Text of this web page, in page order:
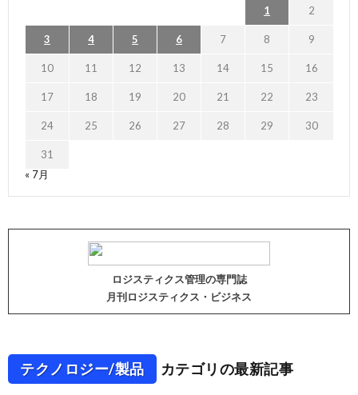
1 2
3 4 5 6 7 8 9
10 11 12 13 14 15 16
17 18 19 20 21 22 23
24 25 26 27 28 29 30
31
« 7月
ロジスティクス管理の専門誌
月刊ロジスティクス・ビジネス
テクノロジー/製品 カテゴリの最新記事